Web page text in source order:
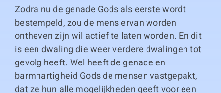
Zodra nu de genade Gods als eerste wordt
bestempeld, zou de mens ervan worden
ontheven zijn wil actief te laten worden. En dit
is een dwaling die weer verdere dwalingen tot
gevolg heeft. Wel heeft de genade en
barmhartigheid Gods de mensen vastgepakt,
dat ze hun alle mogelijkheden geeft voor een